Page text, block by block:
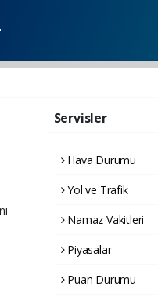
Servisler
Hava Durumu
Yol ve Trafik
Namaz Vakitleri
Piyasalar
Puan Durumu